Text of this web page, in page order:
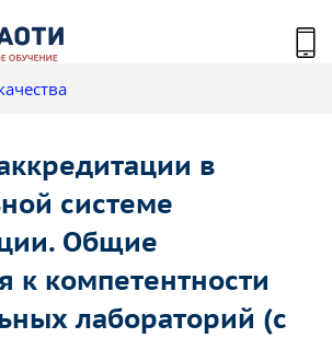
в
системе
Общие
к компетентности
лабораторий (с